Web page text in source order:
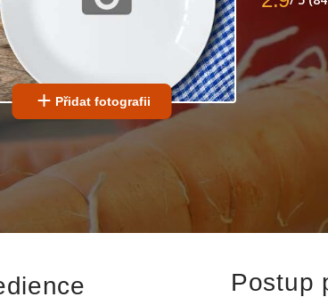
Přidat fotografii
Postup